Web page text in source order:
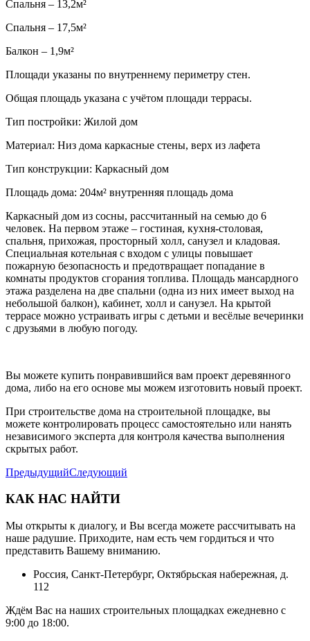
Спальня – 13,2м²
Спальня – 17,5м²
Балкон – 1,9м²
Площади указаны по внутреннему периметру стен.
Общая площадь указана с учётом площади террасы.
Тип постройки: Жилой дом
Материал: Низ дома каркасные стены, верх из лафета
Тип конструкции: Каркасный дом
Площадь дома: 204м² внутренняя площадь дома
Каркасный дом из сосны, рассчитанный на семью до 6
человек. На первом этаже – гостиная, кухня-столовая,
спальня, прихожая, просторный холл, санузел и кладовая.
Специальная котельная с входом с улицы повышает
пожарную безопасность и предотвращает попадание в
комнаты продуктов сгорания топлива. Площадь мансардного
этажа разделена на две спальни (одна из них имеет выход на
небольшой балкон), кабинет, холл и санузел. На крытой
террасе можно устраивать игры с детьми и весёлые вечеринки
с друзьями в любую погоду.
Вы можете купить понравившийся вам проект деревянного
дома, либо на его основе мы можем изготовить новый проект.
При строительстве дома на строительной площадке, вы
можете контролировать процесс самостоятельно или нанять
независимого эксперта для контроля качества выполнения
скрытых работ.
ПредыдущийСледующий
КАК НАС НАЙТИ
Мы открыты к диалогу, и Вы всегда можете рассчитывать на
наше радушие. Приходите, нам есть чем гордиться и что
представить Вашему вниманию.
Россия, Санкт-Петербург, Октябрьская набережная, д.
112
Ждём Вас на наших строительных площадках ежедневно с
9:00 до 18:00.